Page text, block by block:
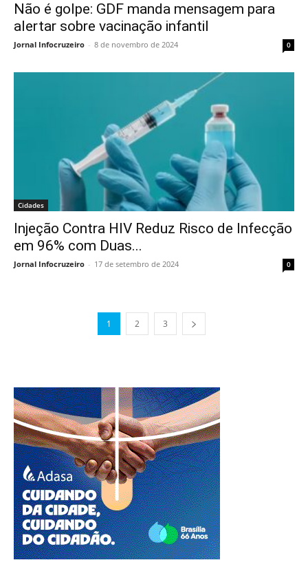
Não é golpe: GDF manda mensagem para
alertar sobre vacinação infantil
Jornal Infocruzeiro - 8 de novembro de 2024 0
Cidades
Injeção Contra HIV Reduz Risco de Infecção
em 96% com Duas...
Jornal Infocruzeiro - 17 de setembro de 2024 0
1 2 3